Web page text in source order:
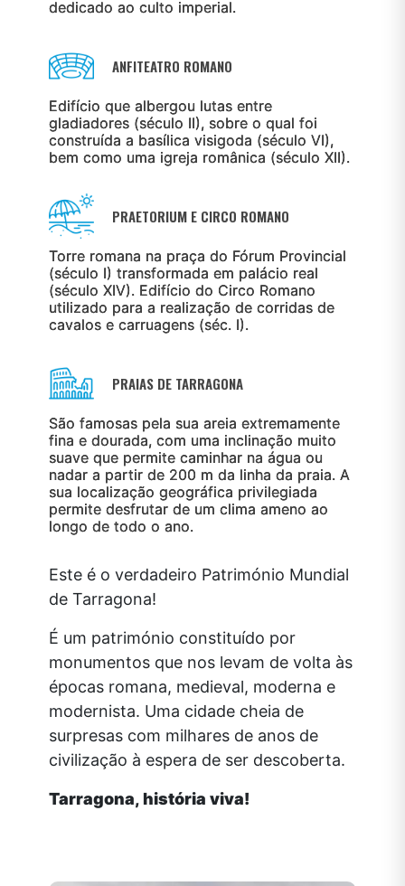
dedicado ao culto imperial.
ANFITEATRO ROMANO
Edifício que albergou lutas entre
gladiadores (século II), sobre o qual foi
construída a basílica visigoda (século VI),
bem como uma igreja românica (século XII).
PRAETORIUM E CIRCO ROMANO
Torre romana na praça do Fórum Provincial
(século I) transformada em palácio real
(século XIV). Edifício do Circo Romano
utilizado para a realização de corridas de
cavalos e carruagens (séc. I).
PRAIAS DE TARRAGONA
São famosas pela sua areia extremamente
fina e dourada, com uma inclinação muito
suave que permite caminhar na água ou
nadar a partir de 200 m da linha da praia. A
sua localização geográfica privilegiada
permite desfrutar de um clima ameno ao
longo de todo o ano.
Este é o verdadeiro Património Mundial
de Tarragona!
É um património constituído por
monumentos que nos levam de volta às
épocas romana, medieval, moderna e
modernista. Uma cidade cheia de
surpresas com milhares de anos de
civilização à espera de ser descoberta.
Tarragona, história viva!